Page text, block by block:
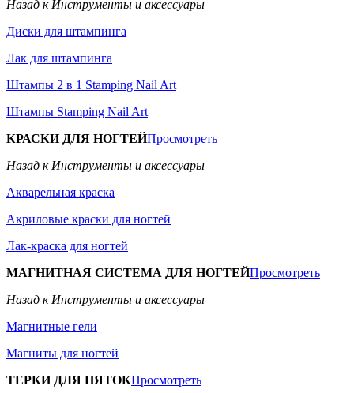
Назад к Инструменты и аксессуары
Диски для штампинга
Лак для штампинга
Штампы 2 в 1 Stamping Nail Art
Штампы Stamping Nail Art
КРАСКИ ДЛЯ НОГТЕЙПросмотреть
Назад к Инструменты и аксессуары
Акварельная краска
Акриловые краски для ногтей
Лак-краска для ногтей
МАГНИТНАЯ СИСТЕМА ДЛЯ НОГТЕЙПросмотреть
Назад к Инструменты и аксессуары
Магнитные гели
Магниты для ногтей
ТЕРКИ ДЛЯ ПЯТОКПросмотреть